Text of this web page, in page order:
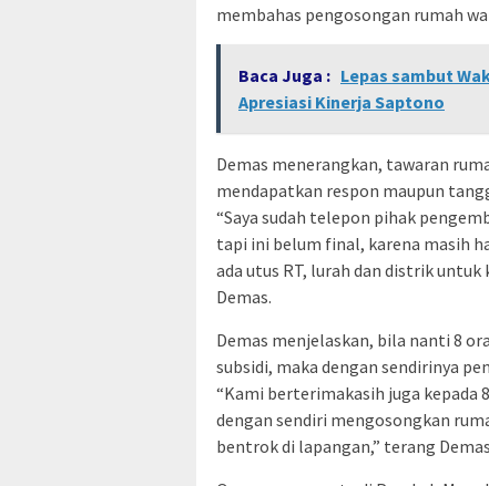
membahas pengosongan rumah
Baca Juga : Lepas sambut
Apresiasi Kinerja Saptono
Demas menerangkan, tawaran
mendapatkan respon maupun
“Saya sudah telepon pihak
tapi ini belum final, karena masih
ada utus RT, lurah dan distrik
Demas.
Demas menjelaskan, bila nanti 8
subsidi, maka dengan sendirinya
“Kami berterimakasih juga kepada
dengan sendiri mengosongkan
bentrok di lapangan,” terang